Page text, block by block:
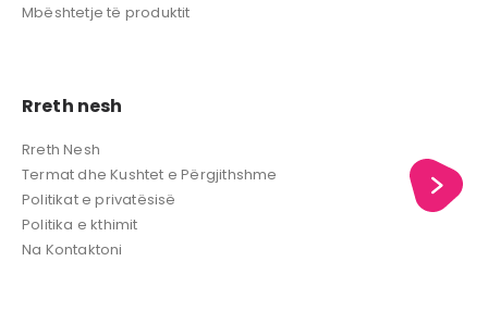
Mbështetje të produktit
Rreth nesh
Rreth Nesh
Termat dhe Kushtet e Përgjithshme
Politikat e privatësisë
Politika e kthimit
Na Kontaktoni